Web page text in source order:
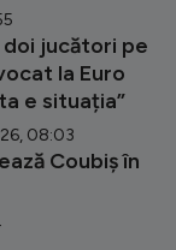
doi jucători pe
la Euro
e situația”
08:03
Coubiș în